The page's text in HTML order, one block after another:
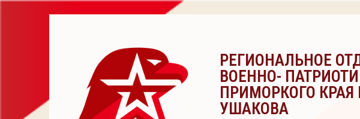
РЕГИОНАЛЬНОЕ
ВОЕННО-
ПРИМОРКОГО
УШАКОВА